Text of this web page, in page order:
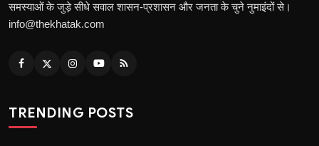
समस्याओं के जुड़े सीधे सवाल शासन-प्रशासन और जनता के चुने नुमाइंदों से।
info@thekhatak.com
TRENDING POSTS